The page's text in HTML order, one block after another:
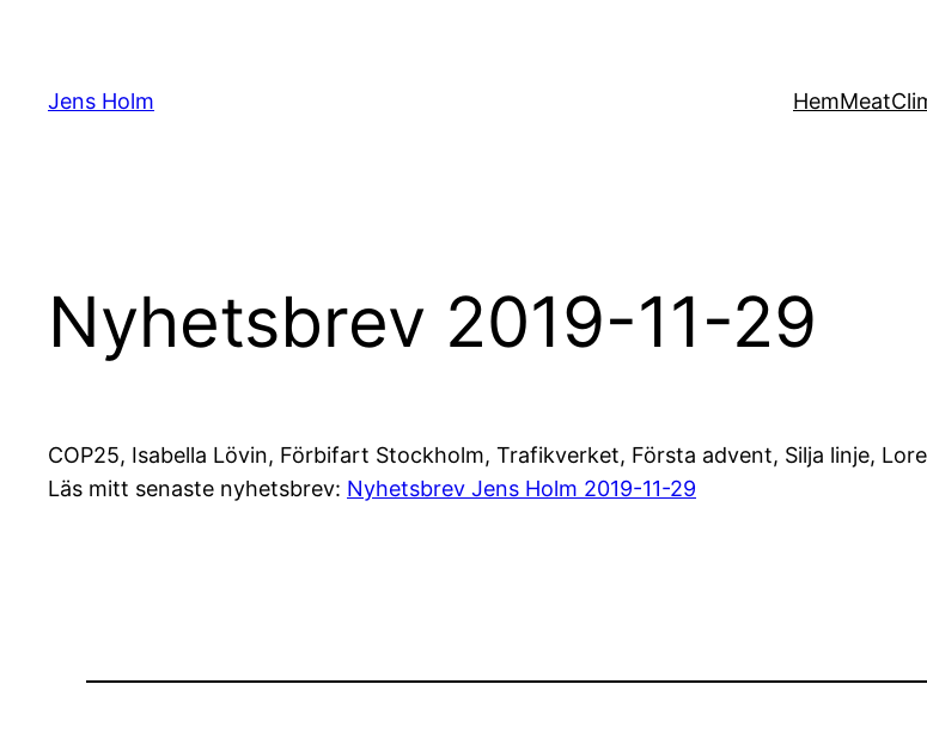
innehåll
Jens Holm Hem
Nyhetsbrev 2019-11-29
COP25, Isabella Lövin, Förbifart Stockholm, Trafikverket, Första advent, Silja linje,
Läs mitt senaste nyhetsbrev: Nyhetsbrev Jens Holm 2019-11-29